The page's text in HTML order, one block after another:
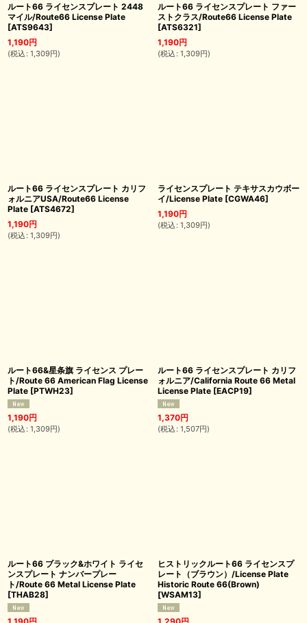
ルート66 ライセンスプレート 2448
マイル/Route66 License Plate
[ATS9643]
1,190円
(税込 : 1,309円)
ルート66 ライセンスプレート ファー
ストクラス/Route66 License Plate
[ATS6321]
1,190円
(税込 : 1,309円)
ルート66 ライセンスプレート カリフ
ォルニアUSA/Route66 License
Plate [ATS4672]
1,190円
(税込 : 1,309円)
ライセンスプレート テキサスカウボー
イ/License Plate [CGWA46]
1,190円
(税込 : 1,309円)
ルート66&星条旗 ライセンス プレー
ト/Route 66 American Flag License
Plate [PTWH23]
1,190円
(税込 : 1,309円)
ルート66 ライセンスプレート カリフ
ォルニア/California Route 66 Metal
License Plate [EACP19]
1,370円
(税込 : 1,507円)
ルート66 ブラック&ホワイト ライセ
ンスプレート ナンバープレー
ト/Route 66 Metal License Plate
[THAB28]
ヒストリックルート66 ライセンスプ
レート（ブラウン）/License Plate
Historic Route 66(Brown)
[WSAM13]